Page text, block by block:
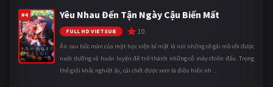
#4 Yêu Nhau Đến Tận Ngày Cậu Biến Mất
FULL HD VIETSUB 10
Ẩn sau bức màn của một học viện bí mật là nơi những cô gái mồ côi được
nuôi dưỡng và huấn luyện để trở thành những cỗ máy chiến đấu. Trong
thế giới khắc nghiệt ấy, cái chết được xem là điều hiển nh ...